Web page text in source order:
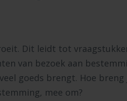
Dit leidt tot
van bezoek aan
goeds brengt. Hoe
mee om?